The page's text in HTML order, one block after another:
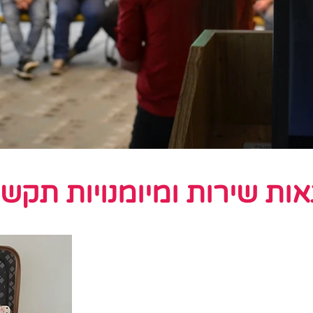
שירות ומיומנויות